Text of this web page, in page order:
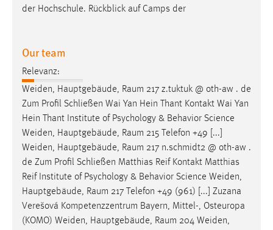
der Hochschule. Rückblick auf Camps der
Our team
Relevanz:
Weiden, Hauptgebäude, Raum 217 z.tuktuk @ oth-aw . de
Zum Profil Schließen Wai Yan Hein Thant Kontakt Wai Yan
Hein Thant Institute of Psychology & Behavior Science
Weiden, Hauptgebäude, Raum 215 Telefon +49 [...]
Weiden, Hauptgebäude, Raum 217 n.schmidt2 @ oth-aw .
de Zum Profil Schließen Matthias Reif Kontakt Matthias
Reif Institute of Psychology & Behavior Science Weiden,
Hauptgebäude, Raum 217 Telefon +49 (961) [...] Zuzana
Verešová Kompetenzzentrum Bayern, Mittel-, Osteuropa
(KOMO) Weiden, Hauptgebäude, Raum 204 Weiden,